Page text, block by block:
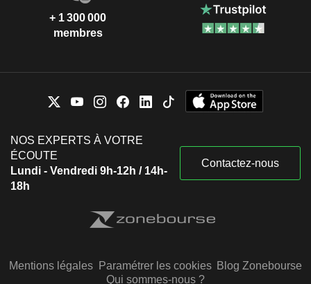
+ 1 300 000
membres
NOS EXPERTS À VOTRE
ÉCOUTE
Lundi - Vendredi 9h-12h / 14h-
18h
Contactez-nous
Mentions légales Paramétrer les cookies Blog Zonebourse
Qui sommes-nous ?